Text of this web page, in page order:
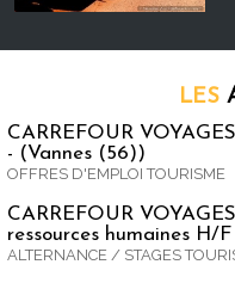
LES
CARREFOUR
- (Vannes (56))
OFFRES D'EMPLOI TOURISME
CARREFOUR
ressources humaines H/
ALTERNANCE / STAGES